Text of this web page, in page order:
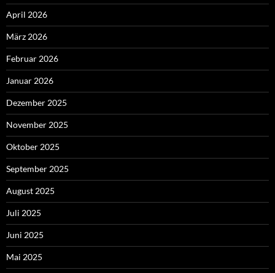
April 2026
März 2026
Februar 2026
Januar 2026
Dezember 2025
November 2025
Oktober 2025
September 2025
August 2025
Juli 2025
Juni 2025
Mai 2025